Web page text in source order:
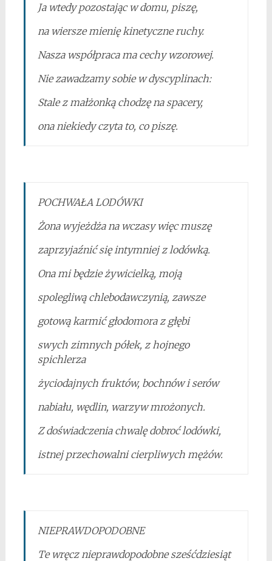
Ja wtedy pozostając w domu, piszę,
na wiersze mienię kinetyczne ruchy.
Nasza współpraca ma cechy wzorowej.
Nie zawadzamy sobie w dyscyplinach:
Stale z małżonką chodzę na spacery,
ona niekiedy czyta to, co piszę.
POCHWAŁA LODÓWKI
Żona wyjeżdża na wczasy więc muszę
zaprzyjaźnić się intymniej z lodówką.
Ona mi będzie żywicielką, moją
spolegliwą chlebodawczynią, zawsze
gotową karmić głodomora z głębi
swych zimnych półek, z hojnego
spichlerza
życiodajnych fruktów, bochnów i serów
nabiału, wędlin, warzyw mrożonych.
Z doświadczenia chwalę dobroć lodówki,
istnej przechowalni cierpliwych mężów.
NIEPRAWDOPODOBNE
Te wręcz nieprawdopodobne sześćdziesiąt